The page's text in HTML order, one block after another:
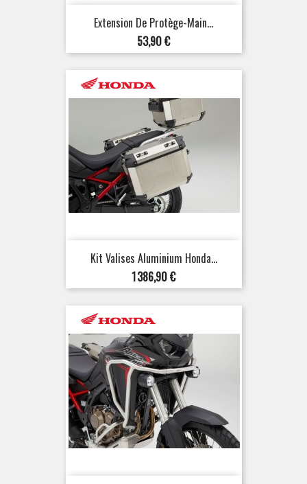
Extension De Protège-Main...
Prix
53,90 €
Kit Valises Aluminium Honda...
Prix
1 386,90 €